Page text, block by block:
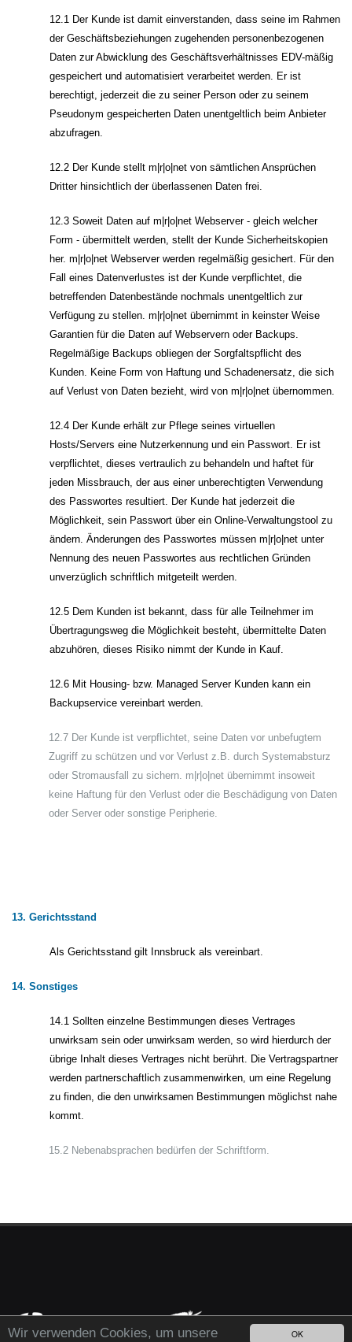
OK
Wir verwenden Cookies, um unsere
12.1 Der Kunde ist damit einverstanden, dass seine im Rahmen
der Geschäftsbeziehungen zugehenden personenbezogenen
Daten zur Abwicklung des Geschäftsverhältnisses EDV-mäßig
gespeichert und automatisiert verarbeitet werden. Er ist
berechtigt, jederzeit die zu seiner Person oder zu seinem
Pseudonym gespeicherten Daten unentgeltlich beim Anbieter
abzufragen.
12.2 Der Kunde stellt m|r|o|net von sämtlichen Ansprüchen
Dritter hinsichtlich der überlassenen Daten frei.
12.3 Soweit Daten auf m|r|o|net Webserver - gleich welcher
Form - übermittelt werden, stellt der Kunde Sicherheitskopien
her. m|r|o|net Webserver werden regelmäßig gesichert. Für den
Fall eines Datenverlustes ist der Kunde verpflichtet, die
betreffenden Datenbestände nochmals unentgeltlich zur
Verfügung zu stellen. m|r|o|net übernimmt in keinster Weise
Garantien für die Daten auf Webservern oder Backups.
Regelmäßige Backups obliegen der Sorgfaltspflicht des
Kunden. Keine Form von Haftung und Schadenersatz, die sich
auf Verlust von Daten bezieht, wird von m|r|o|net übernommen.
12.4 Der Kunde erhält zur Pflege seines virtuellen
Hosts/Servers eine Nutzerkennung und ein Passwort. Er ist
verpflichtet, dieses vertraulich zu behandeln und haftet für
jeden Missbrauch, der aus einer unberechtigten Verwendung
des Passwortes resultiert. Der Kunde hat jederzeit die
Möglichkeit, sein Passwort über ein Online-Verwaltungstool zu
ändern. Änderungen des Passwortes müssen m|r|o|net unter
Nennung des neuen Passwortes aus rechtlichen Gründen
unverzüglich schriftlich mitgeteilt werden.
12.5 Dem Kunden ist bekannt, dass für alle Teilnehmer im
Übertragungsweg die Möglichkeit besteht, übermittelte Daten
abzuhören, dieses Risiko nimmt der Kunde in Kauf.
12.6 Mit Housing- bzw. Managed Server Kunden kann ein
Backupservice vereinbart werden.
12.7 Der Kunde ist verpflichtet, seine Daten vor unbefugtem
Zugriff zu schützen und vor Verlust z.B. durch Systemabsturz
oder Stromausfall zu sichern. m|r|o|net übernimmt insoweit
keine Haftung für den Verlust oder die Beschädigung von Daten
oder Server oder sonstige Peripherie.
13. Gerichtsstand
Als Gerichtsstand gilt Innsbruck als vereinbart.
14. Sonstiges
14.1 Sollten einzelne Bestimmungen dieses Vertrages
unwirksam sein oder unwirksam werden, so wird hierdurch der
übrige Inhalt dieses Vertrages nicht berührt. Die Vertragspartner
werden partnerschaftlich zusammenwirken, um eine Regelung
zu finden, die den unwirksamen Bestimmungen möglichst nahe
kommt.
15.2 Nebenabsprachen bedürfen der Schriftform.